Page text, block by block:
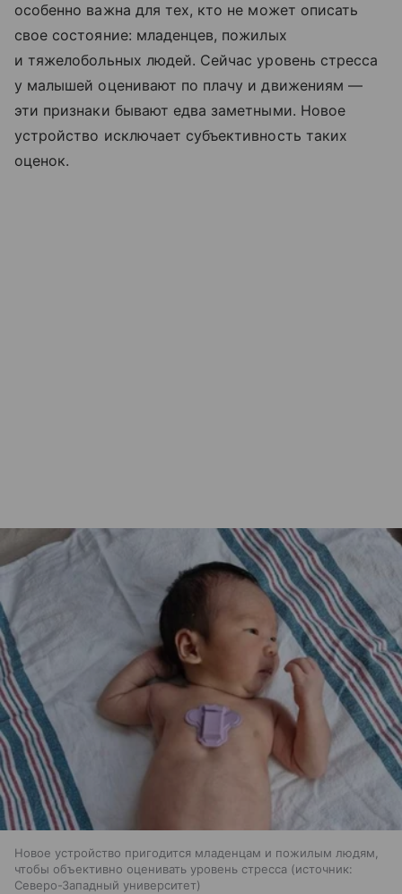
особенно важна для тех, кто не может описать
свое состояние: младенцев, пожилых
и тяжелобольных людей. Сейчас уровень стресса
у малышей оценивают по плачу и движениям —
эти признаки бывают едва заметными. Новое
устройство исключает субъективность таких
оценок.
Новое устройство пригодится младенцам и пожилым людям,
чтобы объективно оценивать уровень стресса
источник:
Северо-Западный университет